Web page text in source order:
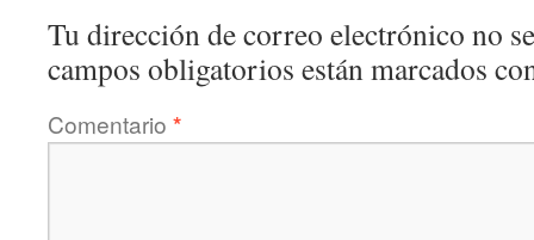
Tu dirección de correo electrónico no
campos obligatorios están marcados
Comentario *